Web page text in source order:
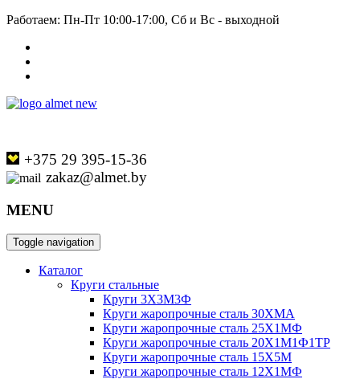
Работаем: Пн-Пт 10:00-17:00, Сб и Вс - выходной
+375 29 395-15-36
zakaz@almet.by
MENU
Toggle navigation
Каталог
Круги стальные
Круги 3Х3М3Ф
Круги жаропрочные сталь 30ХМА
Круги жаропрочные сталь 25Х1МФ
Круги жаропрочные сталь 20Х1М1Ф1ТР
Круги жаропрочные сталь 15Х5М
Круги жаропрочные сталь 12Х1МФ